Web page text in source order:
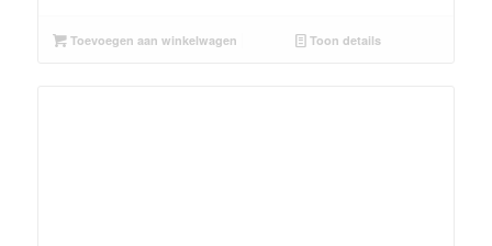
Toevoegen aan winkelwagen Toon details